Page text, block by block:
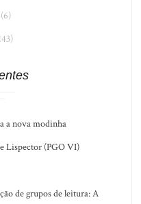
(6)
a nova modinha
Lispector (PGO VI)
de grupos de leitura: A